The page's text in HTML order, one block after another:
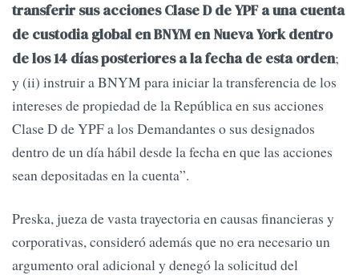
transferir sus acciones Clase D de YPF a una cuenta
de custodia global en BNYM en Nueva York dentro
de los 14 días posteriores a la fecha de esta orden;
y (ii) instruir a BNYM para iniciar la transferencia de los
intereses de propiedad de la República en sus acciones
Clase D de YPF a los Demandantes o sus designados
dentro de un día hábil desde la fecha en que las acciones
sean depositadas en la cuenta”.
Preska, jueza de vasta trayectoria en causas financieras y
corporativas, consideró además que no era necesario un
argumento oral adicional y denegó la solicitud del